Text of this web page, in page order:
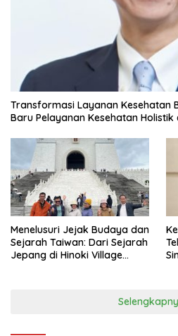
Transformasi Layanan Kesehatan
Baru Pelayanan Kesehatan Holistik
Menelusuri Jejak Budaya dan
Sejarah Taiwan: Dari Sejarah
Jepang di Hinoki Village